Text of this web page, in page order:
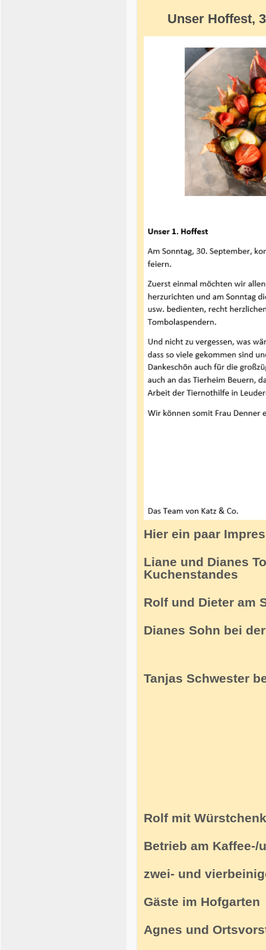
Unser Hoffest,
Hier ein paar
Liane und Dianes
Kuchenstandes
Rolf und Dieter am
Dianes Sohn bei
Tanjas Schwester
Rolf mit
Betrieb am Kaffee-/
zwei- und
Gäste im Hofgarten
Agnes und